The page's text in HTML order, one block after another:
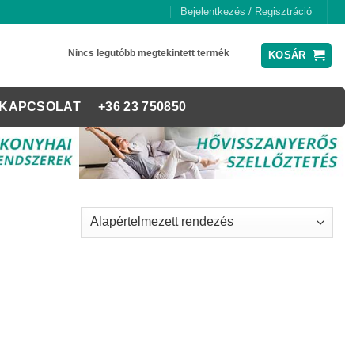
Bejelentkezés / Regisztráció
Nincs legutóbb megtekintett termék KOSÁR
KAPCSOLAT +36 23 750850